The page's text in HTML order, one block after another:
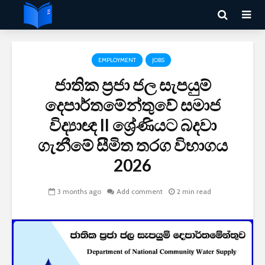
EMPLOYMENT JOBS
ජාතික ප්‍රජා ජල සැපයුම්
දෙපාර්තමේන්තුවේ සමාජ
විද්‍යාඥ II ශ්‍රේණියට බදවා
ගැනීමේ සීමිත තරග විභාගය
2026
3 months ago Add comment 2 min read